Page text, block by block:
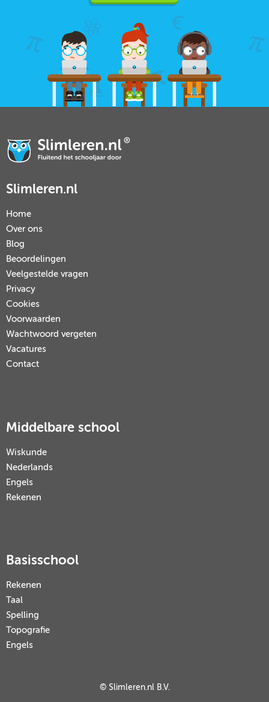
Slimleren.nl
Home
Over ons
Blog
Beoordelingen
Veelgestelde vragen
Privacy
Cookies
Voorwaarden
Wachtwoord vergeten
Vacatures
Contact
Middelbare school
Wiskunde
Nederlands
Engels
Rekenen
Basisschool
Rekenen
Taal
Spelling
Topografie
Engels
© Slimleren.nl B.V.